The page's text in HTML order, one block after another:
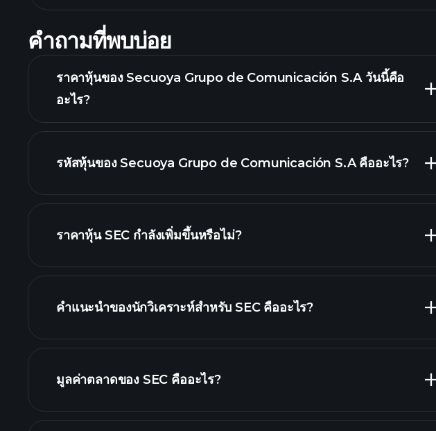
คำถามที่พบบ่อย
ราคาหุ้นของ Secuoya Grupo de Comunicación S.A วันนี้คือ
อะไร?
กราฟขั้นสูง
รหัสหุ้นของ Secuoya Grupo de Comunicación S.A คืออะไร?
ราคาหุ้น SEC กำลังเพิ่มขึ้นหรือไม่?
คำแนะนำของนักวิเคราะห์สำหรับ SEC คืออะไร?
มูลค่าตลาดของ SEC คืออะไร?
รายชื่อหุ้นของเรา